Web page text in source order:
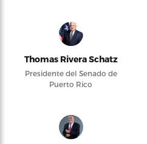
Thomas Rivera Schatz
Presidente del Senado de
Puerto Rico